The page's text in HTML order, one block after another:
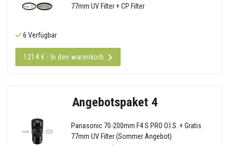
77mm UV Filter + CP Filter
6 Verfügbar
1214 € - In den warenkorb
Angebotspaket 4
Panasonic 70-200mm F4 S PRO O.I.S. + Gratis
77mm UV Filter (Sommer Angebot)